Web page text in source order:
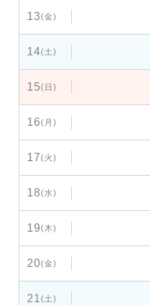
13(金)
14(土)
15(日)
16(月)
17(火)
18(水)
19(木)
20(金)
21(土)